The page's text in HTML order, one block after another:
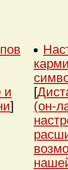
и
]
[
(он-